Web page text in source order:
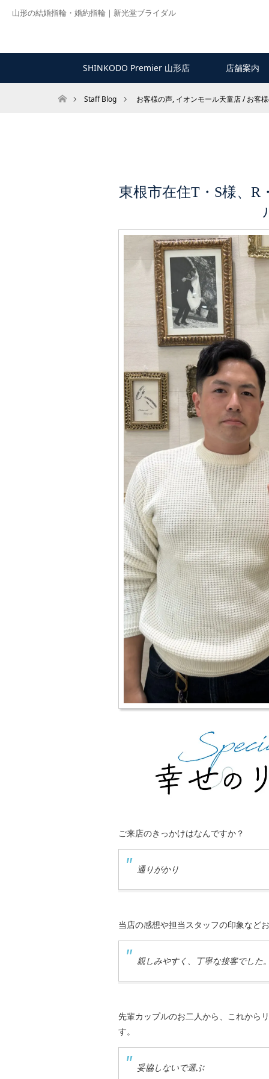
山形の結婚指輪・婚約指輪｜新光堂ブライダル
SHINKODO Premier 山形店 店舗案内
ホームStaff Blog お客様の声, イオンモール天童店 / お客
東根市在住T・S様、
ご来店のきっかけはなんですか？
通りがかり
当店の感想や担当スタッフの印象など
親しみやすく、丁寧な接客でした
先輩カップルのお二人から、これから
す。
妥協しないで選ぶ